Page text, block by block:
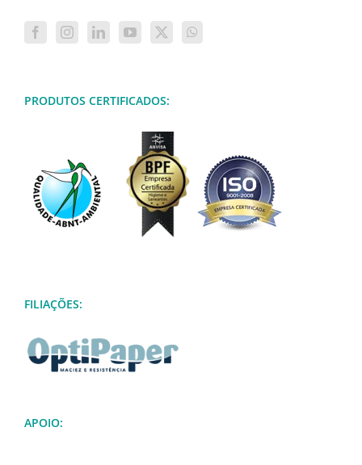
PRODUTOS CERTIFICADOS:
FILIAÇÕES:
APOIO: